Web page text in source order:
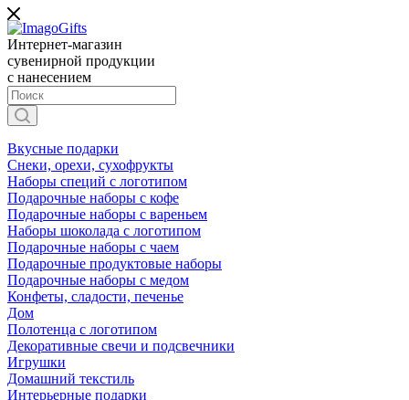
Интернет-магазин
сувенирной продукции
с нанесением
Вкусные подарки
Снеки, орехи, сухофрукты
Наборы специй с логотипом
Подарочные наборы с кофе
Подарочные наборы с вареньем
Наборы шоколада с логотипом
Подарочные наборы с чаем
Подарочные продуктовые наборы
Подарочные наборы с медом
Конфеты, сладости, печенье
Дом
Полотенца с логотипом
Декоративные свечи и подсвечники
Игрушки
Домашний текстиль
Интерьерные подарки